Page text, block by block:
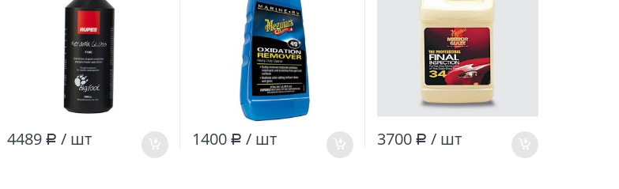
4489 Р / шт 1400 Р / шт 3700 Р / шт